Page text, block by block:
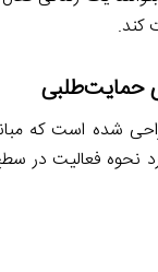
کند.
حمایت‌طلبی
شده است که
نحوه فعالیت در